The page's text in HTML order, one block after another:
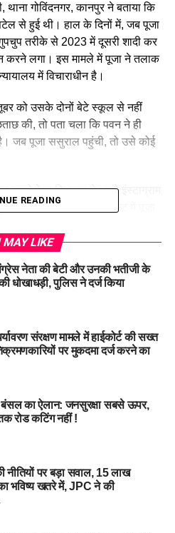
थाना गोविंदनगर, कानपुर ने बताया कि
से हुई थी। हाल के दिनों में, जब पूजा
तरीके से 2023 में दूसरी शादी कर
करने लगा। इस मामले में पूजा ने तलाक
में विचाराधीन है।
को उसके दोनों बेटे स्कूल से नहीं
की, तो पता चला कि पवन ने ही
जब पूजा ससुराल पहुंची, तो उसे कोई
उसने देखा कि पवन ने अपने इंस्टाग्राम
एक पोस्ट डाली है। इस पोस्ट में पूजा
हुए पवन पर बच्चों का अपहरण करने
यदि उसके बच्चों के साथ कुछ गलत
होगा। एसपी अमित कुमार आनंद ने
#
READING
MAY LIKE
नेता की बेटी और उनकी भतीजी के
धोखाधड़ी, पुलिस ने दर्ज किया
संरक्षण मामले में हाईकोर्ट की सख्त
पर मुकदमा दर्ज करने का
बंसल का ऐलान: जनसुरक्षा सबसे ऊपर,
रोड कटिंग नहीं !
नीतियों पर बड़ा सवाल, 15 लाख
का भविष्य खतरे में, JPC ने की